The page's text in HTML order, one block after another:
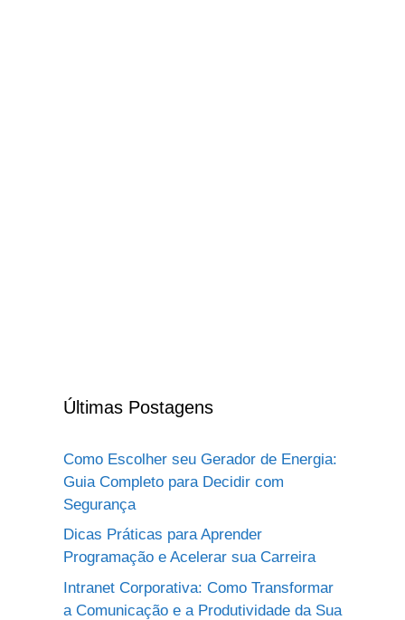
Últimas Postagens
Como Escolher seu Gerador de Energia:
Guia Completo para Decidir com
Segurança
Dicas Práticas para Aprender
Programação e Acelerar sua Carreira
Intranet Corporativa: Como Transformar
a Comunicação e a Produtividade da Sua